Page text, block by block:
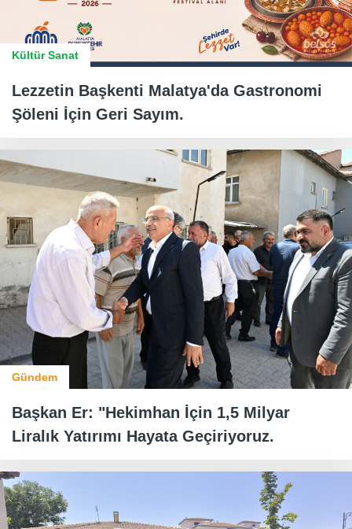
Kültür Sanat
Lezzetin Başkenti Malatya'da Gastronomi
Şöleni İçin Geri Sayım.
Gündem
Başkan Er: "Hekimhan İçin 1,5 Milyar
Liralık Yatırımı Hayata Geçiriyoruz.